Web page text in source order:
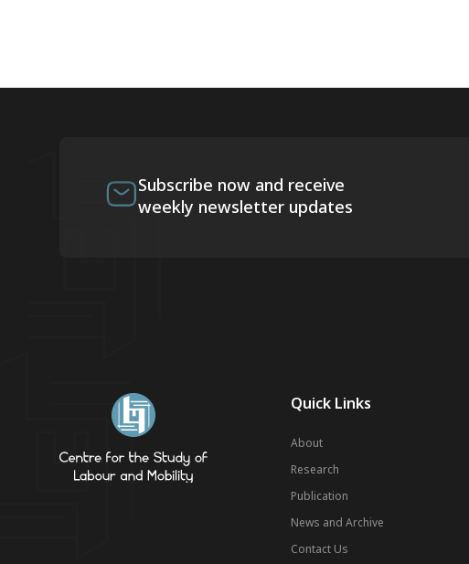
Subscribe now and receive
weekly newsletter updates
Quick Links
About
Research
Publication
News and Archive
Contact Us